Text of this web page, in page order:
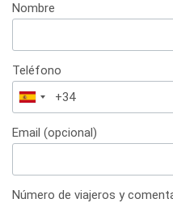
Nombre
Teléfono
España
+34
Email (opcional)
Número de viajeros y